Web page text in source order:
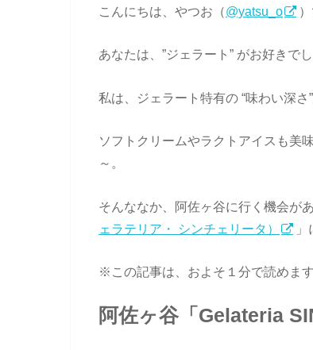
こんにちは、やつお（@yatsu_o
あなたは、”ジェラート” がお好きで
私は、ジェラート特有の “味わい深さ
ソフトクリームやラクトアイスも美
～。
そんななか、阿佐ヶ谷に行く機会が
ェラテリア・ シンチェリータ）
※この記事は、およそ１分で読めます
阿佐ヶ谷「Gelateria